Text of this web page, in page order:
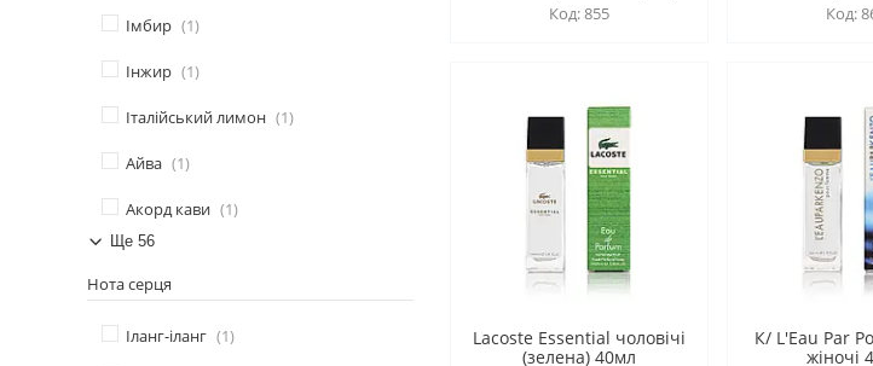
855
Lacoste Essential чоловічі
(зелена) 40мл
К/ L'Eau Par
жіночі
Імбир 1
Інжир 1
Італійський лимон 1
Айва 1
Акорд кави 1
Ще 56
Нота серця
Іланг-іланг 1